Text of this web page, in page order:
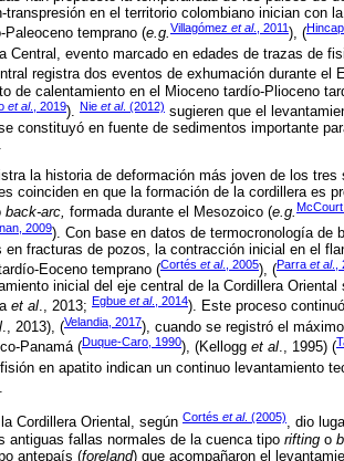
en el territorio colombiano inician con
temprano (e.g.Villagómez et al., 2011), (
Central, evento marcado en edades de trazas de
registra dos eventos de exhumación durante el
de calentamiento en el Mioceno tardío-Plioceno
et al., 2019). Nie et al. (2012) sugieren que el
constituyó en fuente de sedimentos importante
la historia de deformación más joven de los
coinciden en que la formación de la cordillera es
back-arc, formada durante el Mesozoico (e.g.McCourt
2009). Con base en datos de termocronología de
fracturas de pozos, la contracción inicial en el
Eoceno temprano (Cortés et al., 2005), (Parra et al.,
inicial del eje central de la Cordillera
et al., 2013; Egbue et al., 2014). Este proceso
., 2013), (Velandia, 2017), cuando se registró el
Panamá (Duque-Caro, 1990), (Kellogg et al., 1995) (
en apatito indican un continuo levantamiento
Cordillera Oriental, según Cortés et al. (2005), dio
antiguas fallas normales de la cuenca tipo rifting o
antepaís (foreland) que acompañaron el